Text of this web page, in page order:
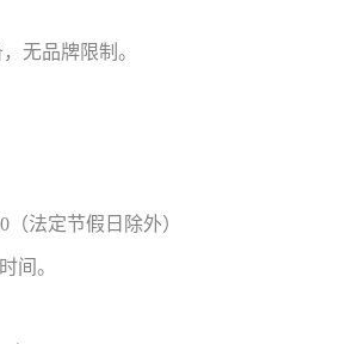
无品牌限制。
法定节假日除外）
间。